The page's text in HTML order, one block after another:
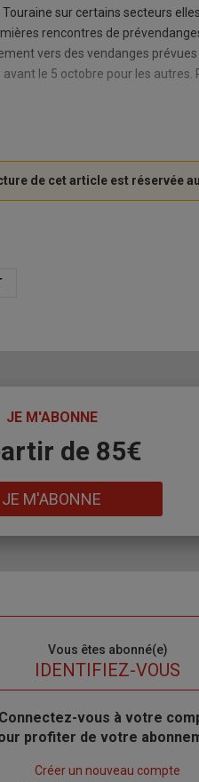
Touraine sur certains secteurs
rencontres de
vers des vendanges
le 5 octobre pour les
JE M'ABONNE
de 85€
JE M'ABONNE
Vous êtes abonné(e)
IDENTIFIEZ-VOUS
Connectez-vous à votre
profiter de votre
Créer un nouveau compte